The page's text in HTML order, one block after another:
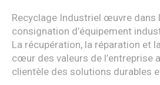
Recyclage Industriel œuvre dans
consignation d’équipement
La récupération, la réparation et
cœur des valeurs de l’entreprise
clientèle des solutions durables